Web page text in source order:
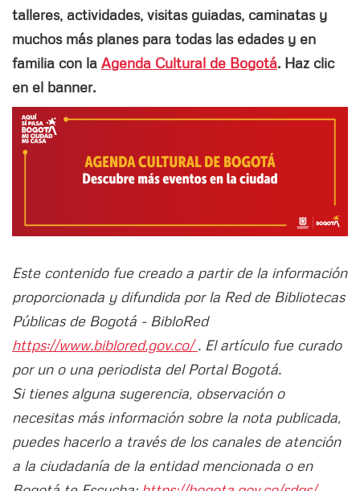
talleres, actividades, visitas guiadas, caminatas y
muchos más planes para todas las edades y en
familia con la Agenda Cultural de Bogotá. Haz clic
en el banner.
Este contenido fue creado a partir de la información
proporcionada y difundida por la Red de Bibliotecas
Públicas de Bogotá - BibloRed
https://www.biblored.gov.co/. El artículo fue curado
por un o una periodista del Portal Bogotá.
Si tienes alguna sugerencia, observación o
necesitas más información sobre la nota publicada,
puedes hacerlo a través de los canales de atención
a la ciudadanía de la entidad mencionada o en